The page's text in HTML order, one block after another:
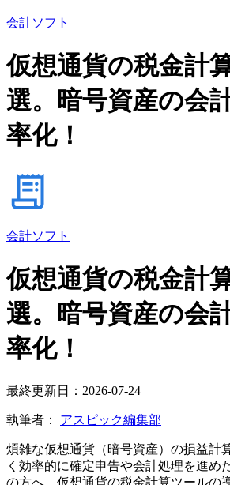
会計ソフト
仮想通貨の税金計
選。暗号資産の会
率化！
会計ソフト
仮想通貨の税金計
選。暗号資産の会
率化！
最終更新日：2026-07-24
執筆者： アスピック編集部
煩雑な仮想通貨（暗号資産）の損益計
く効率的に確定申告や会計処理を進め
の方へ。仮想通貨の税金計算ツールの